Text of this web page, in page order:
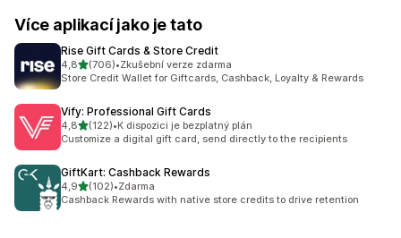
Více aplikací jako je tato
Rise Gift Cards & Store Credit
4,8z 5 hvězd
(706)
Celkový počet recenzí: 706
•Zkušební verze zdarma
Store Credit Wallet for Giftcards, Cashback, Loyalty & Rewards
Vify: Professional Gift Cards
4,8z 5 hvězd
(122)
Celkový počet recenzí: 122
•K dispozici je bezplatný plán
Customize a digital gift card, send directly to the recipients
GiftKart: Cashback Rewards
4,9z 5 hvězd
(102)
Celkový počet recenzí: 102
•Zdarma
Cashback Rewards with native store credits to drive retention